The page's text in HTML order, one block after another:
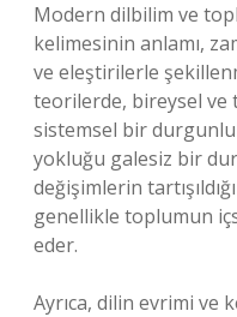
Modern dilbilim ve
kelimesinin anlamı,
ve eleştirilerle
teorilerde, bireysel ve
sistemsel bir
yokluğu galesiz bir
değişimlerin
genellikle toplumun
eder.
Ayrıca, dilin evrimi ve